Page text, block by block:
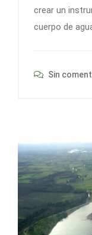
crear un
cuerpo de
Sin